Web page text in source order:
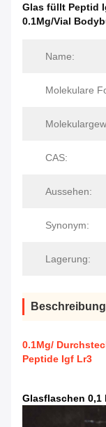
Glas füllt Peptid
0.1Mg/Vial
Name:
Molekulare
CAS:
Aussehen:
Synonym:
Lagerung:
Beschreibung
0.1Mg/
Peptide Igf Lr3
Glasflaschen 0,1